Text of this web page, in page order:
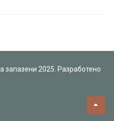
запазени 2025. Разработено